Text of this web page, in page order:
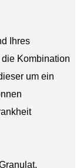
Ihres
Kombination
um ein